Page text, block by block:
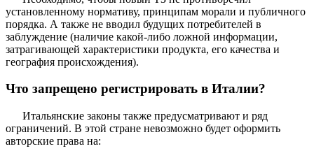
установленному нормативу, принципам морали и публичного
порядка. А также не вводил будущих потребителей в
заблуждение (наличие какой-либо ложной информации,
затрагивающей характеристики продукта, его качества и
география происхождения).
Что запрещено регистрировать в Италии?
Итальянские законы также предусматривают и ряд
ограничений. В этой стране невозможно будет оформить
авторские права на: